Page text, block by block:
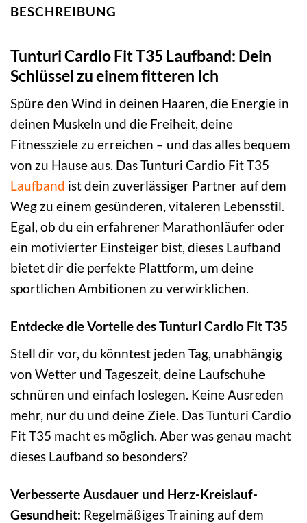
BESCHREIBUNG
Tunturi Cardio Fit T35 Laufband: Dein
Schlüssel zu einem fitteren Ich
Spüre den Wind in deinen Haaren, die Energie in
deinen Muskeln und die Freiheit, deine
Fitnessziele zu erreichen – und das alles bequem
von zu Hause aus. Das Tunturi Cardio Fit T35
Laufband ist dein zuverlässiger Partner auf dem
Weg zu einem gesünderen, vitaleren Lebensstil.
Egal, ob du ein erfahrener Marathonläufer oder
ein motivierter Einsteiger bist, dieses Laufband
bietet dir die perfekte Plattform, um deine
sportlichen Ambitionen zu verwirklichen.
Entdecke die Vorteile des Tunturi Cardio Fit T35
Stell dir vor, du könntest jeden Tag, unabhängig
von Wetter und Tageszeit, deine Laufschuhe
schnüren und einfach loslegen. Keine Ausreden
mehr, nur du und deine Ziele. Das Tunturi Cardio
Fit T35 macht es möglich. Aber was genau macht
dieses Laufband so besonders?
Verbesserte Ausdauer und Herz-Kreislauf-
Gesundheit: Regelmäßiges Training auf dem